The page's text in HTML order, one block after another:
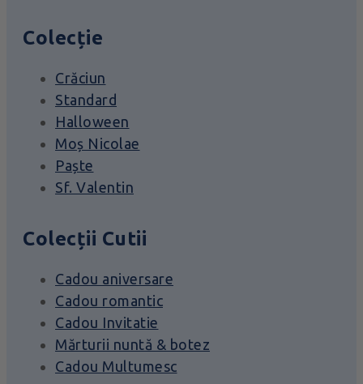
Colecție
Crăciun
Standard
Halloween
Moș Nicolae
Paște
Sf. Valentin
Colecții Cutii
Cadou aniversare
Cadou romantic
Cadou Invitatie
Mărturii nuntă & botez
Cadou Multumesc